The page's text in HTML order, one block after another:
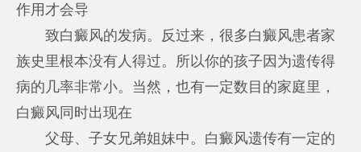
作用才会导
致白癜风的发病。反过来，很多白癜风患者家
族史里根本没有人得过。所以你的孩子因为遗传得
病的几率非常小。当然，也有一定数目的家庭里，
白癜风同时出现在
父母、子女兄弟姐妹中。白癜风遗传有一定的